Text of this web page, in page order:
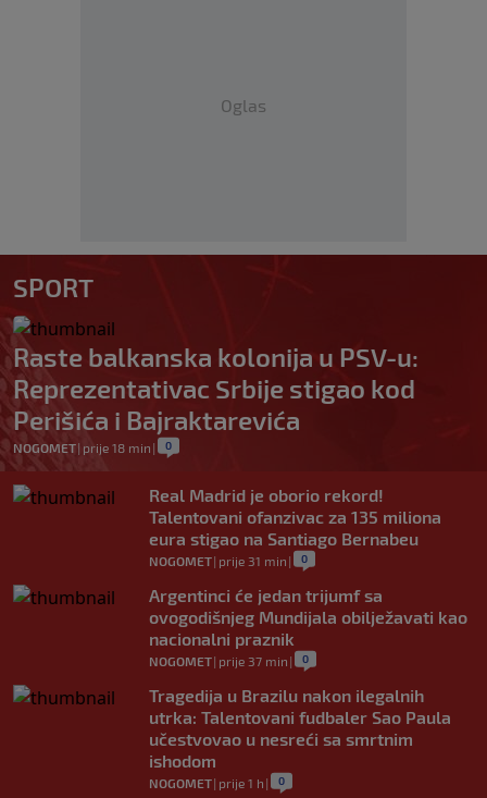
Oglas
SPORT
Raste balkanska kolonija u PSV-u:
Reprezentativac Srbije stigao kod
Perišića i Bajraktarevića
NOGOMET| prije 18 min | 0
Real Madrid je oborio rekord!
Talentovani ofanzivac za 135 miliona
eura stigao na Santiago Bernabeu
NOGOMET| prije 31 min | 0
Argentinci će jedan trijumf sa
ovogodišnjeg Mundijala obilježavati kao
nacionalni praznik
NOGOMET| prije 37 min | 0
Tragedija u Brazilu nakon ilegalnih
utrka: Talentovani fudbaler Sao Paula
učestvovao u nesreći sa smrtnim
ishodom
NOGOMET| prije 1 h | 0